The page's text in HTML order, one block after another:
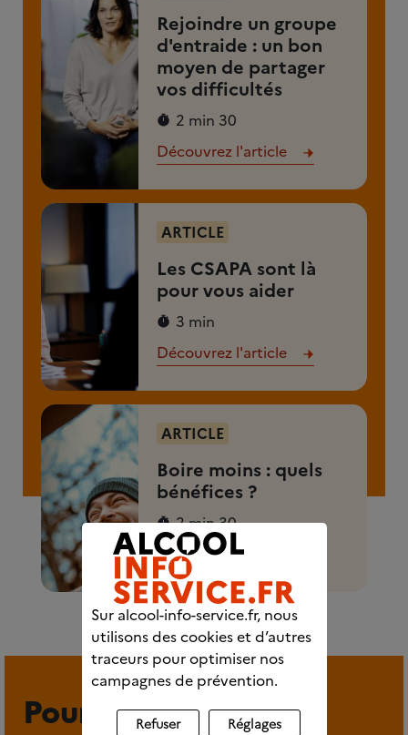
Rejoindre un groupe
d'entraide : un bon
moyen de partager
vos difficultés
2 min 30
Découvrez l'article
ARTICLE
Les CSAPA sont là
pour vous aider
3 min
Découvrez l'article
ARTICLE
Boire moins : quels
bénéfices ?
2 min 30
Découvrez l'article
Pour aller plus loin
Sur alcool-info-service.fr, nous
utilisons des cookies et d’autres
traceurs pour optimiser nos
campagnes de prévention.
Refuser Réglages